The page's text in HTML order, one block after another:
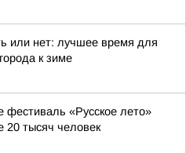
или нет: лучшее время для
к зиме
фестиваль «Русское лето»
20 тысяч человек